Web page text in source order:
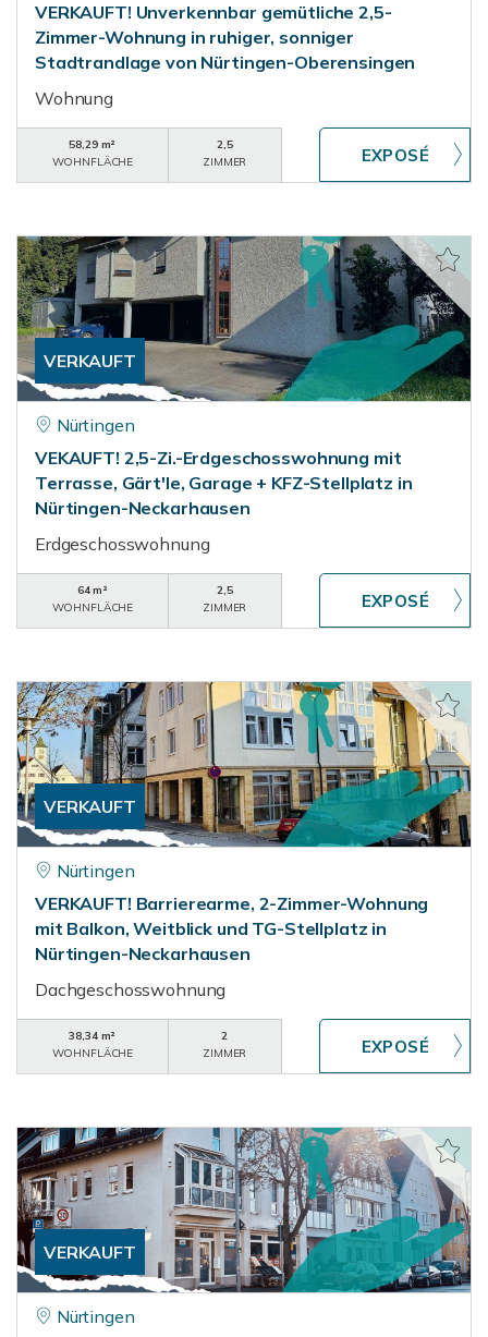
VERKAUFT! Unverkennbar gemütliche 2,5-
Zimmer-Wohnung in ruhiger, sonniger
Stadtrandlage von Nürtingen-Oberensingen
Wohnung
58,29 m²
WOHNFLÄCHE
2,5
ZIMMER
VERKAUFT
Nürtingen
VEKAUFT! 2,5-Zi.-Erdgeschosswohnung mit
Terrasse, Gärt'le, Garage + KFZ-Stellplatz in
Nürtingen-Neckarhausen
Erdgeschosswohnung
64 m²
WOHNFLÄCHE
2,5
ZIMMER
VERKAUFT
Nürtingen
VERKAUFT! Barrierearme, 2-Zimmer-Wohnung
mit Balkon, Weitblick und TG-Stellplatz in
Nürtingen-Neckarhausen
Dachgeschosswohnung
38,34 m²
WOHNFLÄCHE
2
ZIMMER
VERKAUFT
Nürtingen